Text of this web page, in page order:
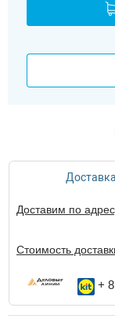
Доставка
Доставим по
Стоимость
+ 8